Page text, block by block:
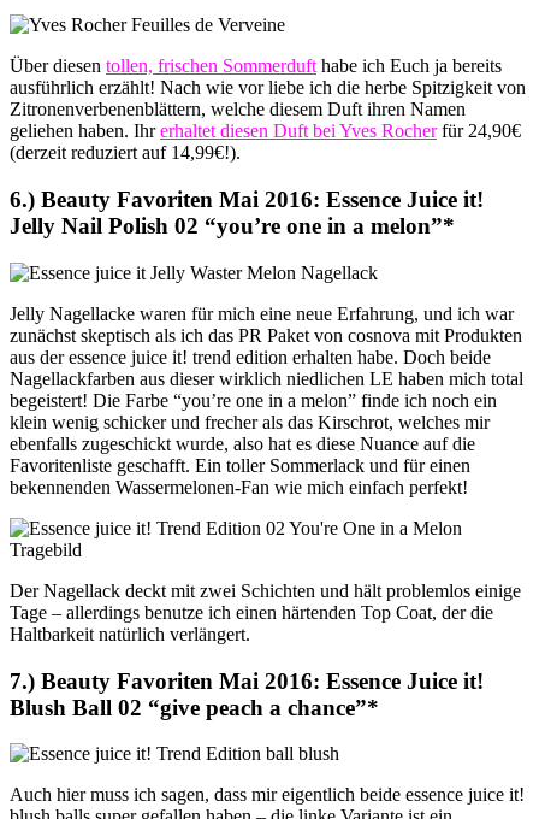
Über diesen tollen, frischen Sommerduft habe ich Euch ja bereits
ausführlich erzählt! Nach wie vor liebe ich die herbe Spitzigkeit von
Zitronenverbenenblättern, welche diesem Duft ihren Namen
geliehen haben. Ihrerhaltet diesen Duft bei Yves Rocher für 24,90€
(derzeit reduziert auf 14,99€!).
6.) Beauty Favoriten Mai 2016: Essence Juice it!
Jelly Nail Polish 02 “you’re one in a melon”*
Jelly Nagellacke waren für mich eine neue Erfahrung, und ich war
zunächst skeptisch als ich das PR Paket von cosnova mit Produkten
aus der essence juice it! trend edition erhalten habe. Doch beide
Nagellackfarben aus dieser wirklich niedlichen LE haben mich total
begeistert! Die Farbe “you’re one in a melon” finde ich noch ein
klein wenig schicker und frecher als das Kirschrot, welches mir
ebenfalls zugeschickt wurde, also hat es diese Nuance auf die
Favoritenliste geschafft. Ein toller Sommerlack und für einen
bekennenden Wassermelonen-Fan wie mich einfach perfekt!
Der Nagellack deckt mit zwei Schichten und hält problemlos einige
Tage – allerdings benutze ich einen härtenden Top Coat, der die
Haltbarkeit natürlich verlängert.
7.) Beauty Favoriten Mai 2016: Essence Juice it!
Blush Ball 02 “give peach a chance”*
Auch hier muss ich sagen, dass mir eigentlich beide essence juice it!